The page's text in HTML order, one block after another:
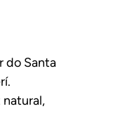
do Santa